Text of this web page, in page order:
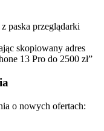
paska przeglądarki
skopiowany adres
13 Pro do 2500 zł”
o nowych ofertach: